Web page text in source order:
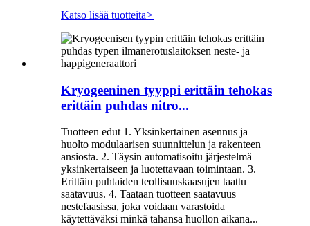
Katso lisää tuotteita>
Kryogeeninen tyyppi erittäin tehokas
erittäin puhdas nitro...
Tuotteen edut 1. Yksinkertainen asennus ja
huolto modulaarisen suunnittelun ja rakenteen
ansiosta. 2. Täysin automatisoitu järjestelmä
yksinkertaiseen ja luotettavaan toimintaan. 3.
Erittäin puhtaiden teollisuuskaasujen taattu
saatavuus. 4. Taataan tuotteen saatavuus
nestefaasissa, joka voidaan varastoida
käytettäväksi minkä tahansa huollon aikana...